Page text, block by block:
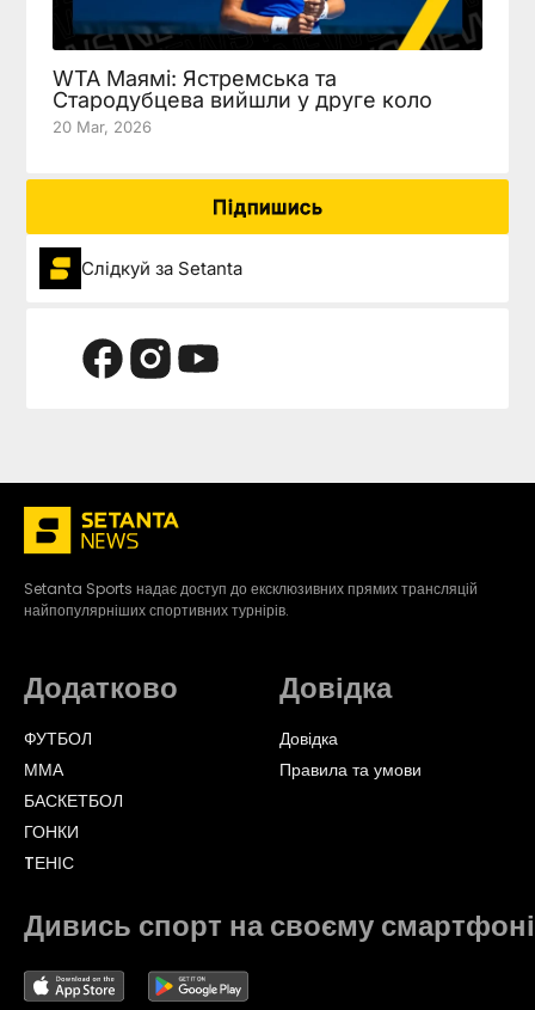
WTA Маямі: Ястремська та
Стародубцева вийшли у друге коло
20 Mar, 2026
Підпишись
Слідкуй за Setanta
Setanta Sports надає доступ до ексклюзивних прямих трансляцій
найпопулярніших спортивних турнірів.
Додатково
ФУТБОЛ
ММА
БАСКЕТБОЛ
ГОНКИ
TЕНІС
Довідка
Довідка
Правила та умови
Дивись спорт на своєму смартфоні